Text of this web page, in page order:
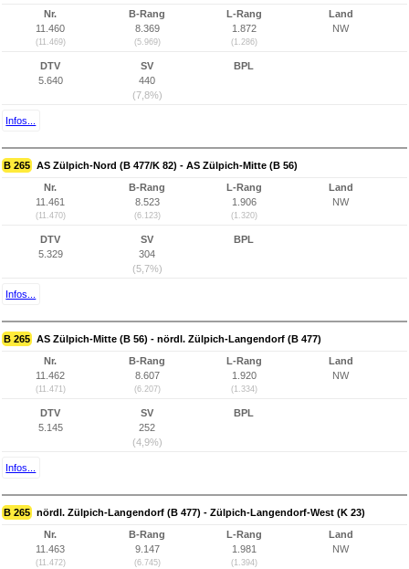
Nr.
11.460
(11.469)
B-Rang
8.369
(5.969)
L-Rang
1.872
(1.286)
Land
NW
DTV
5.640
SV
440
(7,8%)
BPL
Infos...
B 265 AS Zülpich-Nord (B 477/K 82) - AS Zülpich-Mitte (B 56)
Nr.
11.461
(11.470)
B-Rang
8.523
(6.123)
L-Rang
1.906
(1.320)
Land
NW
DTV
5.329
SV
304
(5,7%)
BPL
Infos...
B 265 AS Zülpich-Mitte (B 56) - nördl. Zülpich-Langendorf (B 477)
Nr.
11.462
(11.471)
B-Rang
8.607
(6.207)
L-Rang
1.920
(1.334)
Land
NW
DTV
5.145
SV
252
(4,9%)
BPL
Infos...
B 265 nördl. Zülpich-Langendorf (B 477) - Zülpich-Langendorf-West (K 23)
Nr.
11.463
(11.472)
B-Rang
9.147
(6.745)
L-Rang
1.981
(1.394)
Land
NW